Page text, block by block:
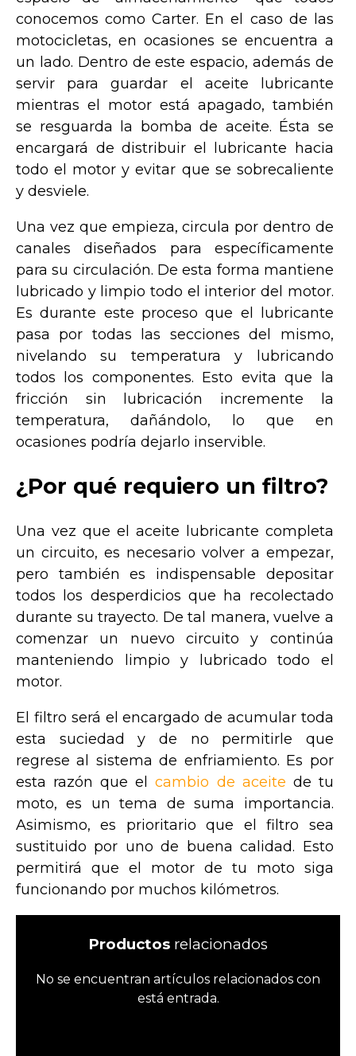
conocemos como Carter. En el caso de las
motocicletas, en ocasiones se encuentra a
un lado. Dentro de este espacio, además de
servir para guardar el aceite lubricante
mientras el motor está apagado, también
se resguarda la bomba de aceite. Ésta se
encargará de distribuir el lubricante hacia
todo el motor y evitar que se sobrecaliente
y desviele.
Una vez que empieza, circula por dentro de
canales diseñados para específicamente
para su circulación. De esta forma mantiene
lubricado y limpio todo el interior del motor.
Es durante este proceso que el lubricante
pasa por todas las secciones del mismo,
nivelando su temperatura y lubricando
todos los componentes. Esto evita que la
fricción sin lubricación incremente la
temperatura, dañándolo, lo que en
ocasiones podría dejarlo inservible.
¿Por qué requiero un filtro?
Una vez que el aceite lubricante completa
un circuito, es necesario volver a empezar,
pero también es indispensable depositar
todos los desperdicios que ha recolectado
durante su trayecto. De tal manera, vuelve a
comenzar un nuevo circuito y continúa
manteniendo limpio y lubricado todo el
motor.
El filtro será el encargado de acumular toda
esta suciedad y de no permitirle que
regrese al sistema de enfriamiento. Es por
esta razón que elcambio de aceite de tu
moto, es un tema de suma importancia.
Asimismo, es prioritario que el filtro sea
sustituido por uno de buena calidad. Esto
permitirá que el motor de tu moto siga
funcionando por muchos kilómetros.
Productos relacionados
No se encuentran artículos relacionados con
está entrada.